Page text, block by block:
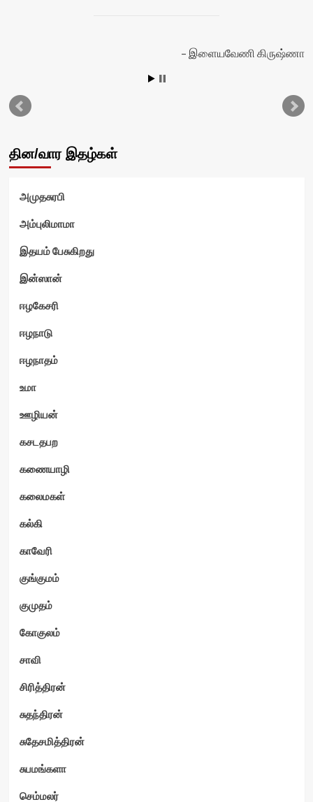
இளையவேணி கிருஷ்ணா
தின/வார இதழ்கள்
அமுதசுரபி
அம்புலிமாமா
இதயம் பேசுகிறது
இன்ஸான்
ஈழகேசரி
ஈழநாடு
ஈழநாதம்
உமா
ஊழியன்
கசடதபற
கணையாழி
கலைமகள்
கல்கி
காவேரி
குங்குமம்
குமுதம்
கோகுலம்
சாவி
சிரித்திரன்
சுதந்திரன்
சுதேசமித்திரன்
சுபமங்களா
செம்மலர்